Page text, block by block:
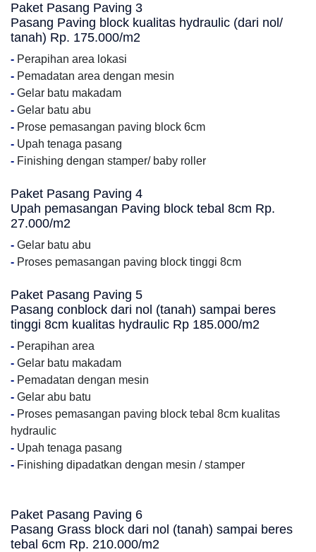
Paket Pasang Paving 3
Pasang Paving block kualitas hydraulic (dari nol/
tanah) Rp. 175.000/m2
- Perapihan area lokasi
- Pemadatan area dengan mesin
- Gelar batu makadam
- Gelar batu abu
- Prose pemasangan paving block 6cm
- Upah tenaga pasang
- Finishing dengan stamper/ baby roller
Paket Pasang Paving 4
Upah pemasangan Paving block tebal 8cm Rp.
27.000/m2
- Gelar batu abu
- Proses pemasangan paving block tinggi 8cm
Paket Pasang Paving 5
Pasang conblock dari nol (tanah) sampai beres
tinggi 8cm kualitas hydraulic Rp 185.000/m2
- Perapihan area
- Gelar batu makadam
- Pemadatan dengan mesin
- Gelar abu batu
- Proses pemasangan paving block tebal 8cm kualitas
hydraulic
- Upah tenaga pasang
- Finishing dipadatkan dengan mesin / stamper
Paket Pasang Paving 6
Pasang Grass block dari nol (tanah) sampai beres
tebal 6cm Rp. 210.000/m2